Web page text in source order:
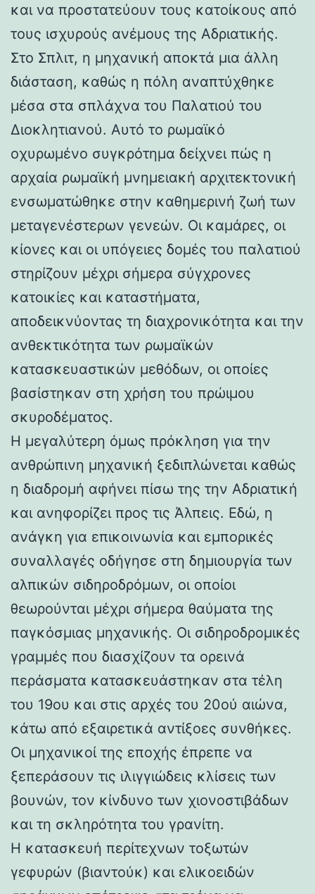
και να προστατεύουν τους κατοίκους από
τους ισχυρούς ανέμους της Αδριατικής.
Στο Σπλιτ, η μηχανική αποκτά μια άλλη
διάσταση, καθώς η πόλη αναπτύχθηκε
μέσα στα σπλάχνα του Παλατιού του
Διοκλητιανού. Αυτό το ρωμαϊκό
οχυρωμένο συγκρότημα δείχνει πώς η
αρχαία ρωμαϊκή μνημειακή αρχιτεκτονική
ενσωματώθηκε στην καθημερινή ζωή των
μεταγενέστερων γενεών. Οι καμάρες, οι
κίονες και οι υπόγειες δομές του παλατιού
στηρίζουν μέχρι σήμερα σύγχρονες
κατοικίες και καταστήματα,
αποδεικνύοντας τη διαχρονικότητα και την
ανθεκτικότητα των ρωμαϊκών
κατασκευαστικών μεθόδων, οι οποίες
βασίστηκαν στη χρήση του πρώιμου
σκυροδέματος.
Η μεγαλύτερη όμως πρόκληση για την
ανθρώπινη μηχανική ξεδιπλώνεται καθώς
η διαδρομή αφήνει πίσω της την Αδριατική
και ανηφορίζει προς τις Άλπεις. Εδώ, η
ανάγκη για επικοινωνία και εμπορικές
συναλλαγές οδήγησε στη δημιουργία των
αλπικών σιδηροδρόμων, οι οποίοι
θεωρούνται μέχρι σήμερα θαύματα της
παγκόσμιας μηχανικής. Οι σιδηροδρομικές
γραμμές που διασχίζουν τα ορεινά
περάσματα κατασκευάστηκαν στα τέλη
του 19ου και στις αρχές του 20ού αιώνα,
κάτω από εξαιρετικά αντίξοες συνθήκες.
Οι μηχανικοί της εποχής έπρεπε να
ξεπεράσουν τις ιλιγγιώδεις κλίσεις των
βουνών, τον κίνδυνο των χιονοστιβάδων
και τη σκληρότητα του γρανίτη.
Η κατασκευή περίτεχνων τοξωτών
γεφυρών (βιαντούκ) και ελικοειδών